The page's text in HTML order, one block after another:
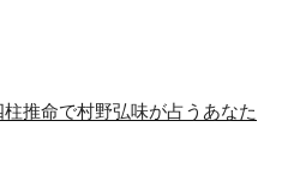
推命で村野弘味が占うあなた